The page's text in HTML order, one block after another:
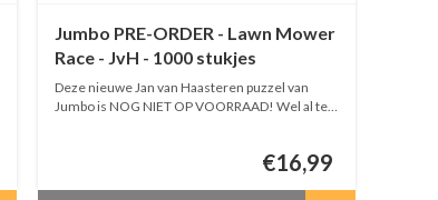
Jumbo PRE-ORDER - Lawn Mower
Race - JvH - 1000 stukjes
Deze nieuwe Jan van Haasteren puzzel van
Jumbo is NOG NIET OP VOORRAAD! Wel al te
€16,99